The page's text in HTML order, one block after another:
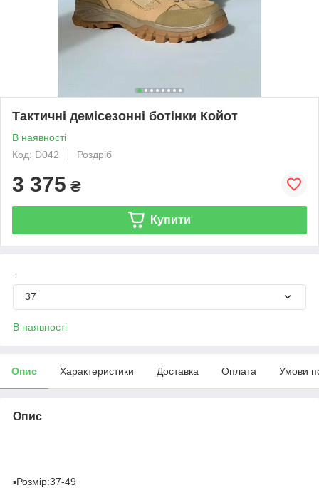
Тактичні демісезонні ботінки Койот
В наявності
Код: D042
Роздріб
3 375 ₴
Купити
-
37
В наявності
Опис Характеристики Доставка Оплата Умови
Опис
▪️Розмір:37-49